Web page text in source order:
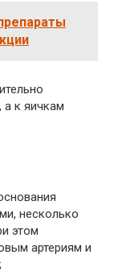
а к яичкам
несколько
этом
артериям и